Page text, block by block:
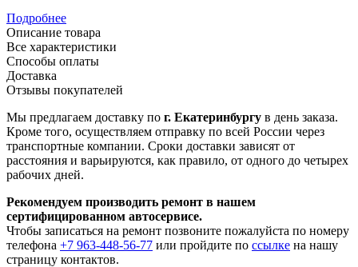
Подробнее
Описание товара
Все характеристики
Способы оплаты
Доставка
Отзывы покупателей
Мы предлагаем доставку по г. Екатеринбургу в день заказа.
Кроме того, осуществляем отправку по всей России через
транспортные компании. Сроки доставки зависят от
расстояния и варьируются, как правило, от одного до четырех
рабочих дней.
Рекомендуем производить ремонт в нашем
сертифицированном автосервисе.
Чтобы записаться на ремонт позвоните пожалуйста по номеру
телефона +7 963-448-56-77 или пройдите по ссылке на нашу
страницу контактов.